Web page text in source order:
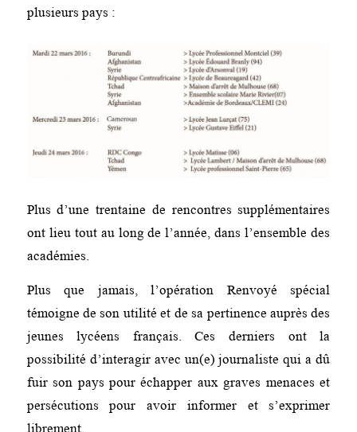
plusieurs pays :
Plus d’une trentaine de rencontres supplémentaires
ont lieu tout au long de l’année, dans l’ensemble des
académies.
Plus que jamais, l’opération Renvoyé spécial
témoigne de son utilité et de sa pertinence auprès des
jeunes lycéens français. Ces derniers ont la
possibilité d’interagir avec un(e) journaliste qui a dû
fuir son pays pour échapper aux graves menaces et
persécutions pour avoir informer et s’exprimer
librement.